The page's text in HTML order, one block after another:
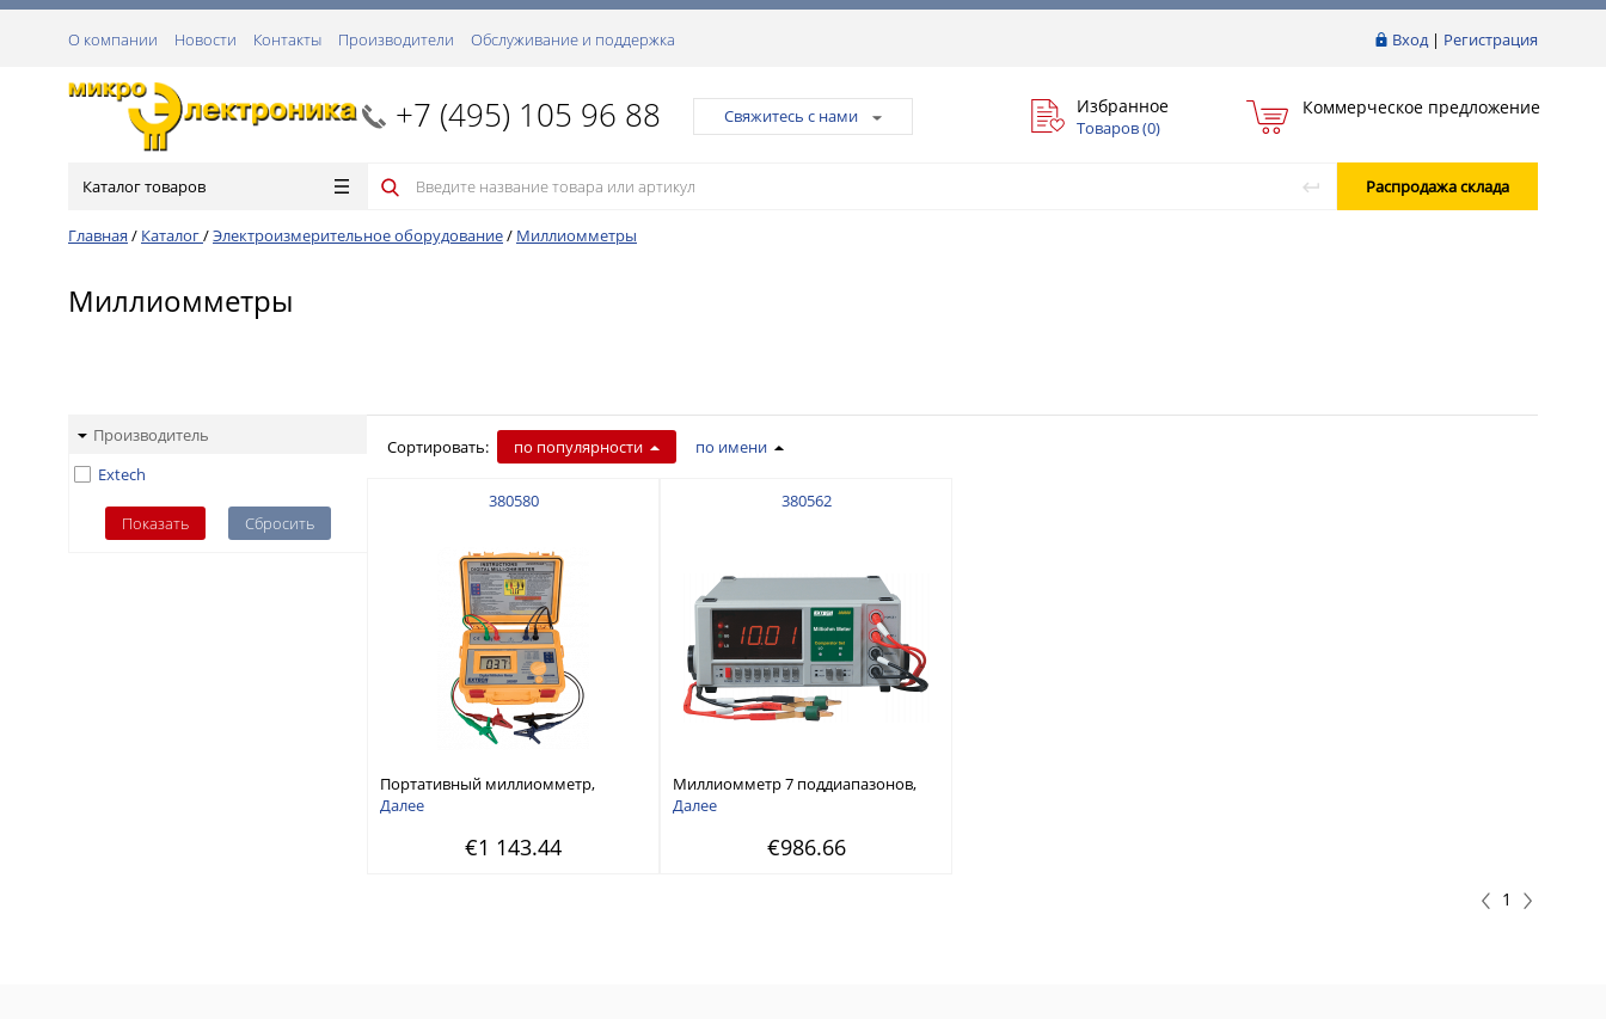
Вход| Регистрация
О компании Новости Контакты Производители Обслуживание и поддержка
+7 (495) 105 96 88 Свяжитесь с нами Избранное
Товаров (0)
Коммерческое предложение
Каталог товаров Распродажа склада
Главная / Каталог/Электроизмерительное оборудование/ Миллиомметры
Миллиомметры
Производитель
Extech
Сортировать: по популярности по имени
380580
Портативный миллиомметр,
высокая разрешение,
Далее
€1 143.44
380562
Миллиомметр 7 поддиапазонов,
разрешение от 0,01 мОм, 4-х
Далее
€986.66
1